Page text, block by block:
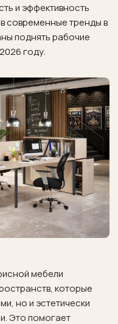
и эффективность
современные тренды в
поднять рабочие
году.
мебели
которые
но и эстетически
Это помогает